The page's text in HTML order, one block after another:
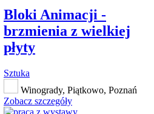
Bloki Animacji -
brzmienia z wielkiej
płyty
Sztuka
Winogrady, Piątkowo, Poznań
Zobacz szczegóły